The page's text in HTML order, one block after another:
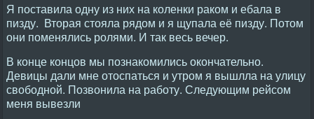
Я поставила одну из них на коленки раком и ебала в
пизду. Вторая стояла рядом и я щупала её пизду. Потом
они поменялись ролями. И так весь вечер.
В конце концов мы познакомились окончательно.
Девицы дали мне отоспаться и утром я вышлла на улицу
свободной. Позвонила на работу. Следующим рейсом
меня вывезли